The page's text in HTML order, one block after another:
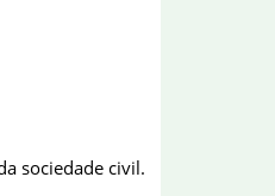
sociedade civil.